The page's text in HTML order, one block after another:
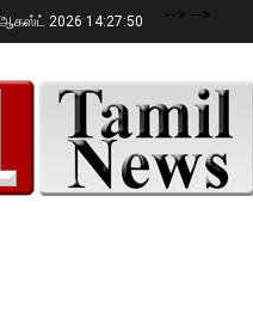
2026 14:27:51 --> -->